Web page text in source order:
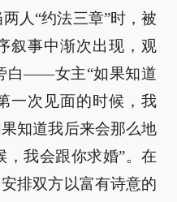
人“约法三章”时，被
叙事中渐次出现，观
白——女主“如果知道
一次见面的时候，我
知道我后来会那么地
，我会跟你求婚”。在
排双方以富有诗意的